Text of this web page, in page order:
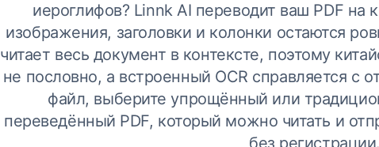
иероглифов? Linnk AI переводит ваш PDF на
изображения, заголовки и колонки остаются
читает весь документ в контексте, поэтому
не пословно, а встроенный OCR справляется с
файл, выберите упрощённый или
переведённый PDF, который можно читать и
без регистрации.